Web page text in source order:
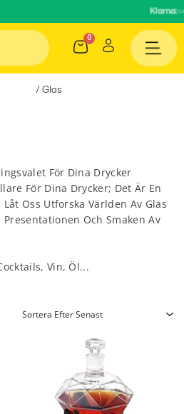
Klarna.
/ Glas
För Dina Drycker
För Dina Drycker; Det Är En
Oss Utforska Världen Av Glas
Och Smaken Av
Vin, Öl...